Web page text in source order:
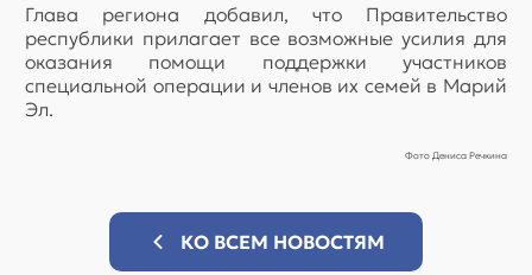
Глава региона добавил, что Правительство
республики прилагает все возможные усилия для
оказания помощи поддержки участников
специальной операции и членов их семей в Марий
Эл.
Фото Дениса Речкина
КО ВСЕМ НОВОСТЯМ